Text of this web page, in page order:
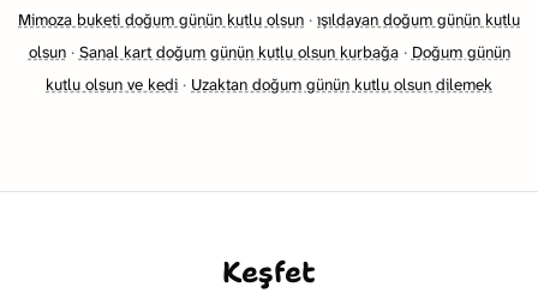
Mimoza buketi doğum günün kutlu olsun · ışıldayan doğum günün kutlu
olsun· Sanal kart doğum günün kutlu olsun kurbağa· Doğum günün
kutlu olsun ve kedi · Uzaktan doğum günün kutlu olsun dilemek
Keşfet